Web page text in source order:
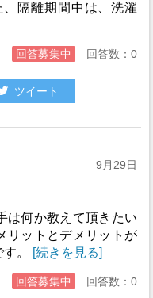
隔離期間中は、洗濯
回答募集中 回答数：0
ツイート
9月29日
は何か教えて頂きたい
リットとデメリットが
。
[続きを見る]
回答募集中 回答数：0